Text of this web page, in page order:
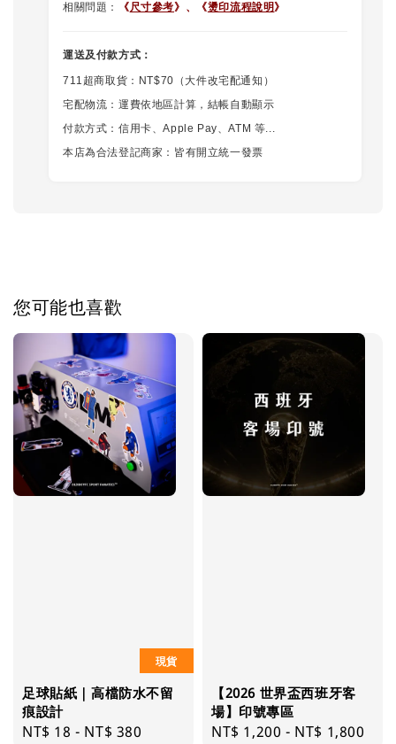
相關問題：
《尺寸參考》、 《燙印流程說明 》
運送及付款方式：
711超商取貨：NT$70（大件改宅配通知）
宅配物流：運費依地區計算，結帳自動顯示
付款方式：信用卡、Apple Pay、ATM 等...
本店為合法登記商家：皆有開立統一發票
您可能也喜歡
現貨
足球貼紙｜高檔防水不留
痕設計
Regular
NT$ 18 - NT$ 380
【2026 世界盃西班牙客
場】印號專區
Regular
NT$ 1,200 - NT$ 1,800